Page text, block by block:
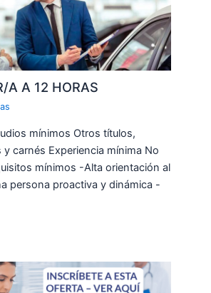
A A 12 HORAS
mínimos Otros títulos,
carnés Experiencia mínima No
mínimos -Alta orientación al
persona proactiva y dinámica -